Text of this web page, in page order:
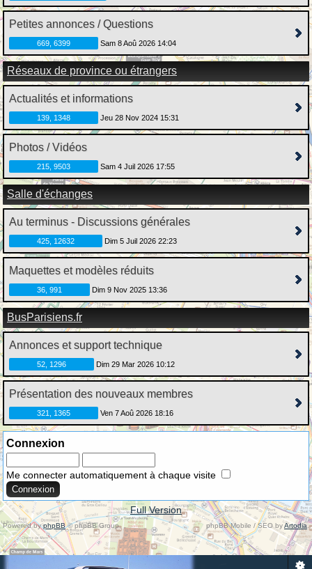
Petites annonces / Questions
669, 6399 Sam 8 Aoû 2026 14:04
Réseaux de province ou étrangers
Actualités et informations
139, 1348 Jeu 28 Nov 2024 15:31
Photos / Vidéos
215, 9503 Sam 4 Juil 2026 17:55
Salle d'échanges
Au terminus - Discussions générales
425, 12632 Dim 5 Juil 2026 22:23
Maquettes et modèles réduits
36, 991 Dim 9 Nov 2025 13:36
BusParisiens.fr
Annonces et support technique
52, 1296 Dim 29 Mar 2026 10:12
Présentation des nouveaux membres
321, 1365 Ven 7 Aoû 2026 18:16
Connexion
Me connecter automatiquement à chaque visite
Full Version
Powered byphpBB© phpBB Group. phpBB Mobile / SEO byArtodia .